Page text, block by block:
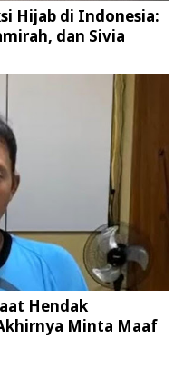
Hijab di Indonesia:
dan Sivia
Hendak
Minta Maaf